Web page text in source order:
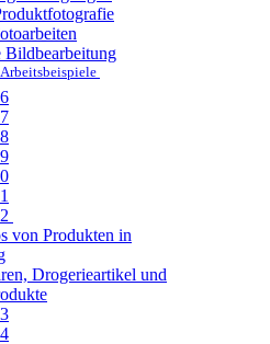
von Produkten in
Drogerieartikel und